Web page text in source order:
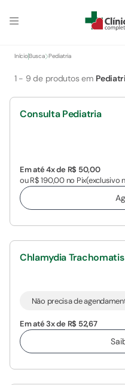
InícioBusca Pediatria
1- 9 de produtos em
Consulta Pediatria
Em até 4x de R$ 50,00
ou R$ 190,00 no Pix(exclusivo
Chlamydia
Não precisa de
Em até 3x de R$ 52,67